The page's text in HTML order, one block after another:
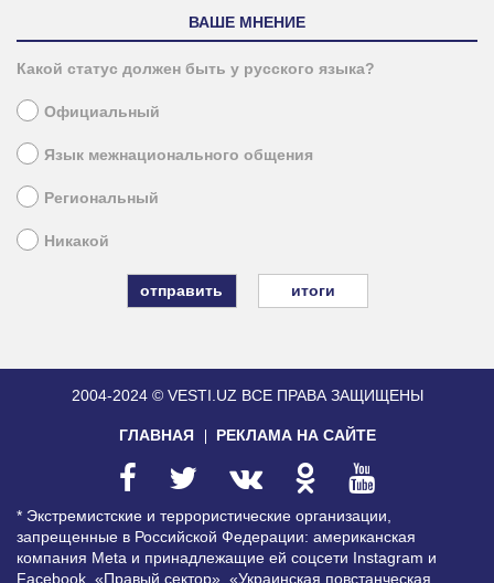
ВАШЕ МНЕНИЕ
Какой статус должен быть у русского языка?
Официальный
Язык межнационального общения
Региональный
Никакой
итоги
2004-2024 © VESTI.UZ ВСЕ ПРАВА ЗАЩИЩЕНЫ
ГЛАВНАЯ РЕКЛАМА НА САЙТЕ
* Экстремистские и террористические организации,
запрещенные в Российской Федерации: американская
компания Meta и принадлежащие ей соцсети Instagram и
Facebook, «Правый сектор», «Украинская повстанческая